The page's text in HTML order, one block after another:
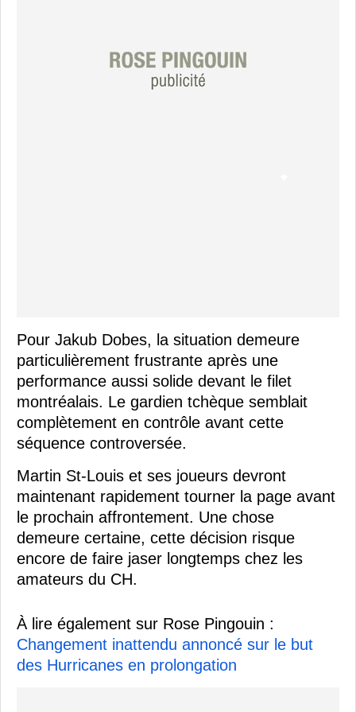
Pour Jakub Dobes, la situation demeure
particulièrement frustrante après une
performance aussi solide devant le filet
montréalais. Le gardien tchèque semblait
complètement en contrôle avant cette
séquence controversée.
Martin St-Louis et ses joueurs devront
maintenant rapidement tourner la page avant
le prochain affrontement. Une chose
demeure certaine, cette décision risque
encore de faire jaser longtemps chez les
amateurs du CH.
À lire également sur Rose Pingouin :
Changement inattendu annoncé sur le but
des Hurricanes en prolongation